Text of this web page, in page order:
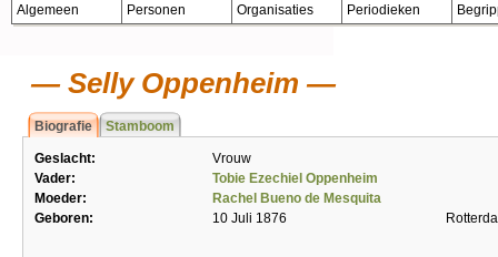
Algemeen Personen Organisaties Periodieken
Selly Oppenheim
Biografie Stamboom
Geslacht:
Vrouw
Vader:
Tobie Ezechiel Oppenheim
Moeder:
Rachel Bueno de Mesquita
Geboren:
10 Juli 1876